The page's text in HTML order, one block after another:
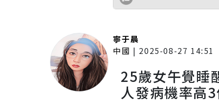
寧于晨
中國 | 2025-08-27 14:51
25歲女午覺
人發病機率高